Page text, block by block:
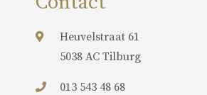
Heuvelstraat 61
5038 AC Tilburg
013 543 48 68